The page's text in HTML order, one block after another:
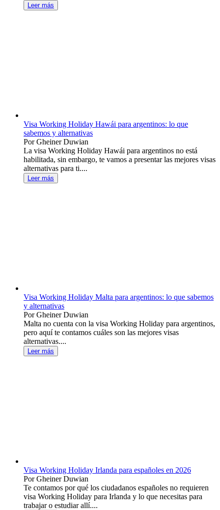
Leer más
Visa Working Holiday Hawái para argentinos: lo que
sabemos y alternativas
Por Gheiner Duwian
La visa Working Holiday Hawái para argentinos no está
habilitada, sin embargo, te vamos a presentar las mejores visas
alternativas para ti....
Leer más
Visa Working Holiday Malta para argentinos: lo que sabemos
y alternativas
Por Gheiner Duwian
Malta no cuenta con la visa Working Holiday para argentinos,
pero aquí te contamos cuáles son las mejores visas
alternativas....
Leer más
Visa Working Holiday Irlanda para españoles en 2026
Por Gheiner Duwian
Te contamos por qué los ciudadanos españoles no requieren
visa Working Holiday para Irlanda y lo que necesitas para
trabajar o estudiar allí....